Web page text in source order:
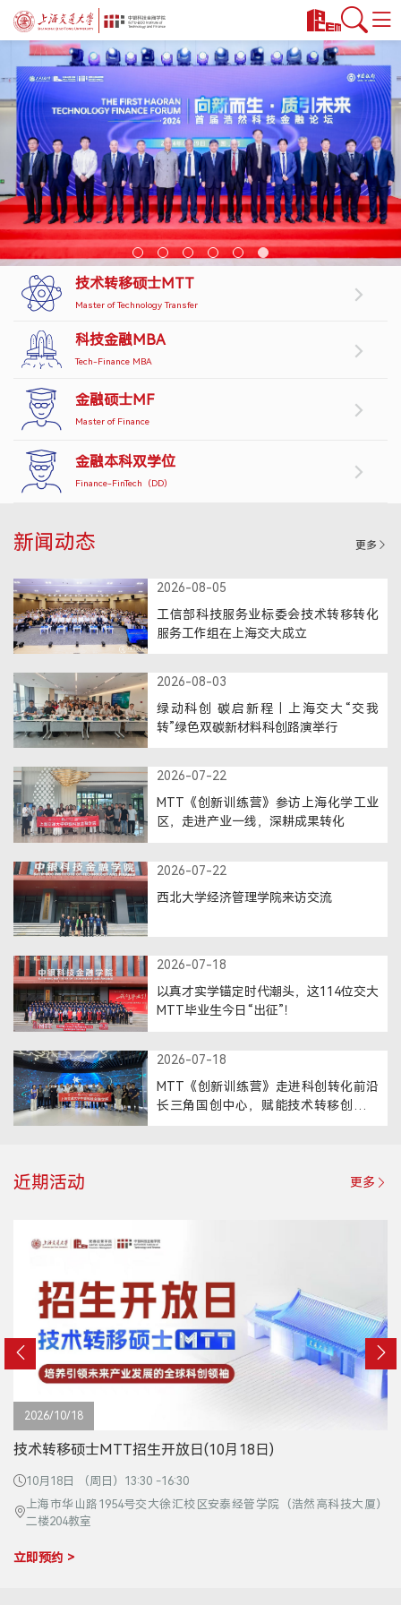
首页
课程项目
技术转移硕士MTT
科技金融MBA
金融硕士MF
金融本科双学位
公益项目
教授/研究
安泰师资
行业师资
交叉科研
生态活动
实训基地
合作案例
关于我们
学院介绍
领导寄语
组织架构
媒体聚焦
办学场地
人才招聘
联系我们
登录
MTT考生登录
TFMBA考生登录
MF考生登录
技术转移硕士MTT
Master of Technology Transfer
科技金融MBA
Tech-Finance MBA
金融硕士MF
Master of Finance
金融本科双学位
Finance-FinTech（DD）
新闻动态 更多
2026-08-05
工信部科技服务业标委会技术转移转化
服务工作组在上海交大成立
2026-08-03
绿动科创 碳启新程｜上海交大“交我
转”绿色双碳新材料科创路演举行
2026-07-22
MTT《创新训练营》参访上海化学工业
区，走进产业一线，深耕成果转化
2026-07-22
西北大学经济管理学院来访交流
2026-07-18
以真才实学锚定时代潮头，这114位交大
MTT毕业生今日“出征”！
2026-07-18
MTT《创新训练营》走进科创转化前沿
长三角国创中心，赋能技术转移创新发
近期活动 更多
2026/10/18
技术转移硕士MTT招生开放日(10月18日)
10月18日 （周日）13:30 -16:30
上海市华山路1954号交大徐汇校区安泰经管学院（浩然高科技大厦）
二楼204教室
立即预约 >